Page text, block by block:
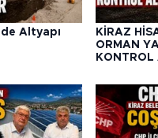
Altyapı
KİRAZ
ORMAN